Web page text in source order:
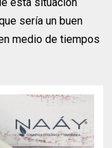
sería un buen
medio de tiempos